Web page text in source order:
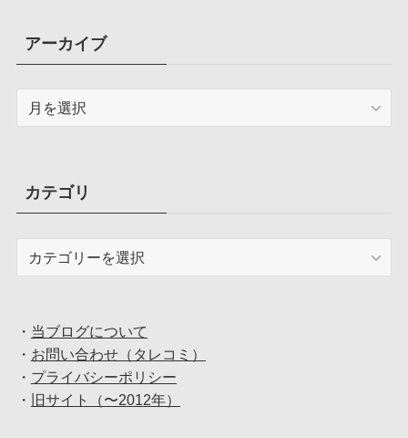
アーカイブ
ブカテゴリ
・ 当ブログについて
・ お問い合わせ（タレコミ）
・ プライバシーポリシー
・
旧サイト（〜2012年）